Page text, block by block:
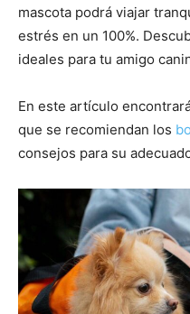
mascota podrá viajar
estrés en un 100%.
ideales para tu amigo
En este artículo
que se recomiendan los
consejos para su